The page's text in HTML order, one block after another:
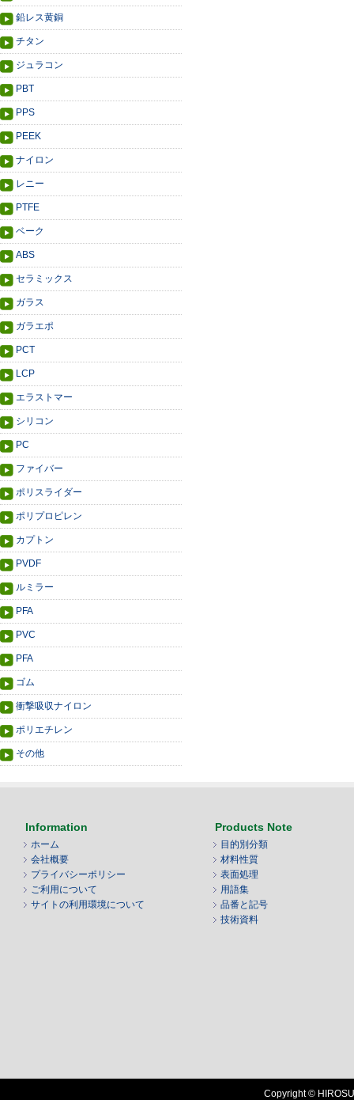
鉛レス黄銅
チタン
ジュラコン
PBT
PPS
PEEK
ナイロン
レニー
PTFE
ベーク
ABS
セラミックス
ガラス
ガラエポ
PCT
LCP
エラストマー
シリコン
PC
ファイバー
ポリスライダー
ポリプロピレン
カプトン
PVDF
ルミラー
PFA
PVC
PFA
ゴム
衝撃吸収ナイロン
ポリエチレン
その他
Information
ホーム
会社概要
プライバシーポリシー
ご利用について
サイトの利用環境について
Products Note
目的別分類
材料性質
表面処理
用語集
品番と記号
技術資料
Copyright ©